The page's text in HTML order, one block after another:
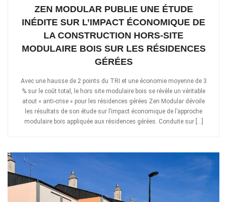
ZEN MODULAR PUBLIE UNE ÉTUDE
INÉDITE SUR L’IMPACT ÉCONOMIQUE DE
LA CONSTRUCTION HORS-SITE
MODULAIRE BOIS SUR LES RÉSIDENCES
GÉRÉES
Avec une hausse de 2 points du TRI et une économie moyenne de 3
% sur le coût total, le hors site modulaire bois se révèle un véritable
atout « anti-crise » pour les résidences gérées Zen Modular dévoile
les résultats de son étude sur l’impact économique de l’approche
modulaire bois appliquée aux résidences gérées. Conduite sur […]